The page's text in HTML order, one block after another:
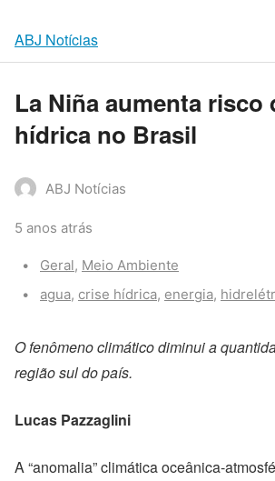
ABJ Notícias
La Niña aumenta risco
hídrica no Brasil
ABJ Notícias
5 anos atrás
Categories:
Geral, Meio Ambiente
Tags:
agua, crise hídrica, energia, hidrelétrica
O fenômeno climático diminui a
região sul do país.
Lucas Pazzaglini
A “anomalia” climática oceânica-